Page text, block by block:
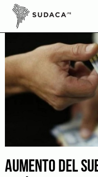
Skip
content
AUMENTO DEL